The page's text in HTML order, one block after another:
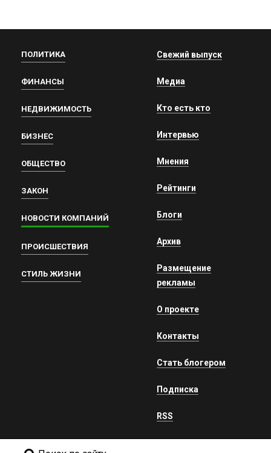
ПОЛИТИКА
ФИНАНСЫ
НЕДВИЖИМОСТЬ
БИЗНЕС
ОБЩЕСТВО
ЗАКОН
НОВОСТИ КОМПАНИЙ
ПРОИСШЕСТВИЯ
СТИЛЬ ЖИЗНИ
Свежий выпуск
Медиа
Кто есть кто
Интервью
Мнения
Рейтинги
Блоги
Архив
Размещение
рекламы
О проекте
Контакты
Стать блогером
Подписка
RSS